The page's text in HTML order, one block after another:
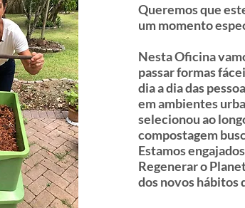
Queremos que
um momento
Nesta Oficina
passar formas
dia a dia das
em ambientes
selecionou ao
compostagem
Estamos
Regenerar o
dos novos hábitos